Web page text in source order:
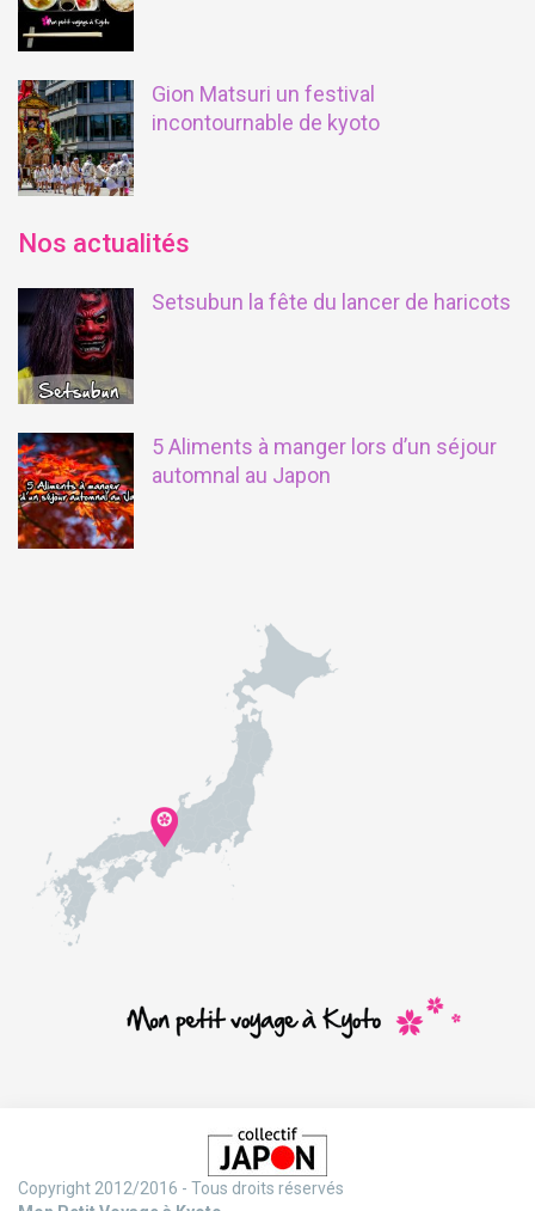
Gion Matsuri un festival
incontournable de kyoto
Nos actualités
Setsubun la fête du lancer de haricots
5 Aliments à manger lors d’un séjour
automnal au Japon
Copyright 2012/2016 - Tous droits réservés